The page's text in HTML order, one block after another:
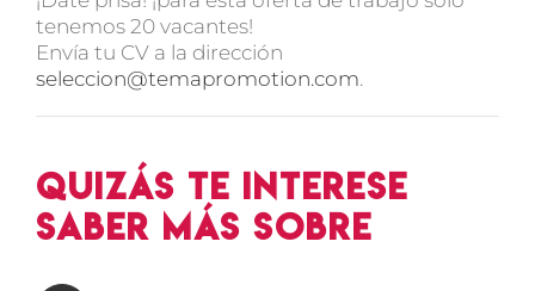
tenemos 20 vacantes!
Envía tu CV a la dirección
seleccion@temapromotion.com.
Quizás te interese
saber más sobre